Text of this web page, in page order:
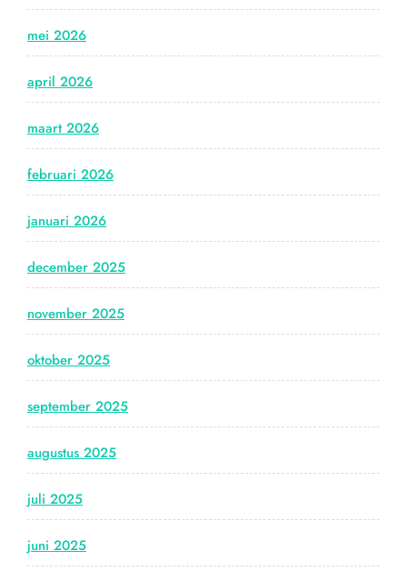
mei 2026
april 2026
maart 2026
februari 2026
januari 2026
december 2025
november 2025
oktober 2025
september 2025
augustus 2025
juli 2025
juni 2025